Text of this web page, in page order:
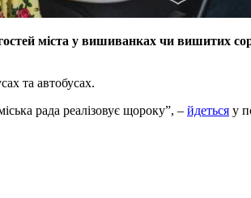
міста у вишиванках чи вишитих
та автобусах.
рада реалізовує щороку”, – йдеться у